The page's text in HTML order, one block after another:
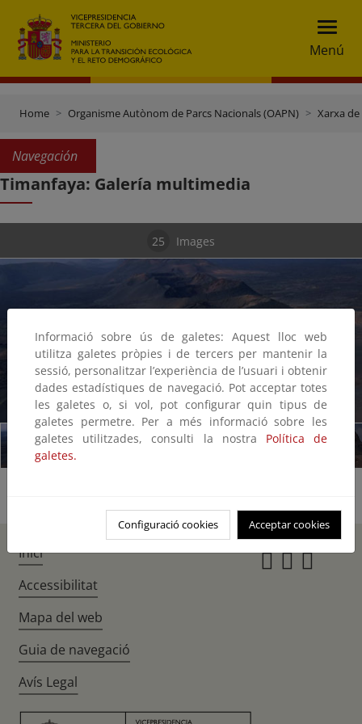
Menú
Home Organisme Autònom de Parcs Nacionals (OAPN) Xarxa
Navegación
Timanfaya: Galería multimedia
25 Images
1/25
Informació sobre ús de galetes: Aquest lloc web
utilitza galetes pròpies i de tercers per mantenir la
sessió, personalitzar l’experiència de l’usuari i obtenir
dades estadístiques de navegació. Pot acceptar totes
les galetes o, si vol, pot configurar quin tipus de
galetes permetre. Per a més informació sobre les
galetes utilitzades, consulti la nostra Política de
galetes.
Configuració cookies Acceptar cookies
Inici
Accessibilitat
Mapa del web
Guia de navegació
Avís Legal